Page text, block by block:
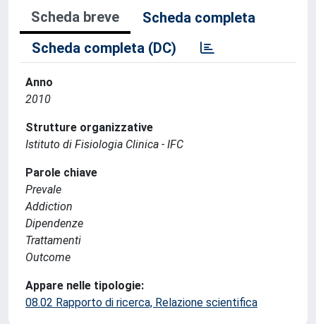
Scheda breve
Scheda completa
Scheda completa (DC)
Anno
2010
Strutture organizzative
Istituto di Fisiologia Clinica - IFC
Parole chiave
Prevale
Addiction
Dipendenze
Trattamenti
Outcome
Appare nelle tipologie:
08.02 Rapporto di ricerca, Relazione scientifica